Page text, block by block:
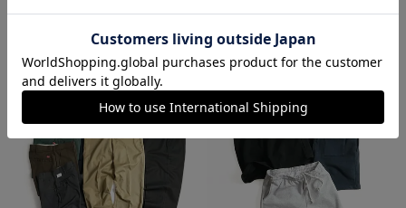
¥4,990
¥770